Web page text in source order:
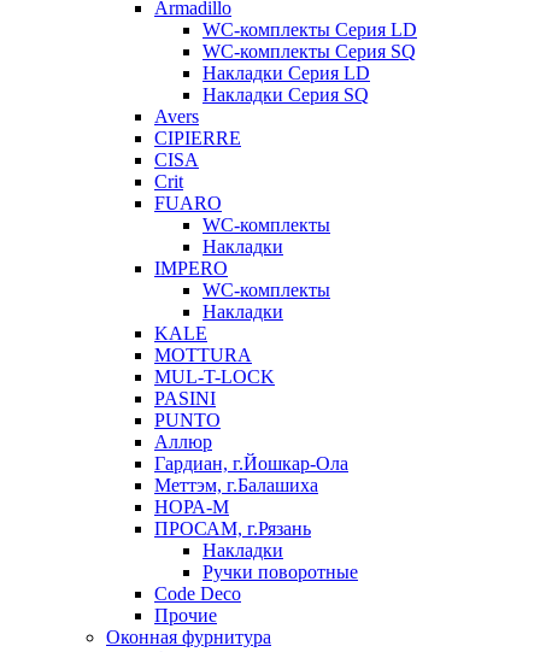
Armadillo
WC-комплекты Серия LD
WC-комплекты Серия SQ
Накладки Серия LD
Накладки Серия SQ
Avers
CIPIERRE
CISA
Crit
FUARO
WC-комплекты
Накладки
IMPERO
WC-комплекты
Накладки
KALE
MOTTURA
MUL-T-LOCK
PASINI
PUNTO
Аллюр
Гардиан, г.Йошкар-Ола
Меттэм, г.Балашиха
НОРА-М
ПРОСАМ, г.Рязань
Накладки
Ручки поворотные
Code Deco
Прочие
Оконная фурнитура